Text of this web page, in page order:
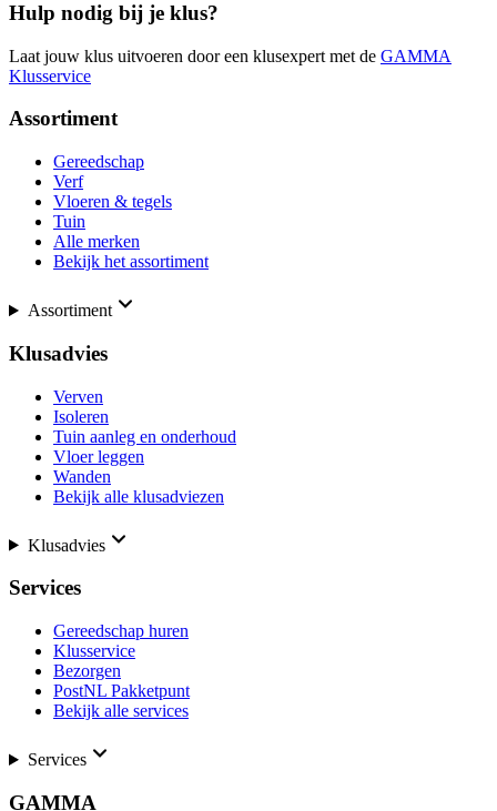
Hulp nodig bij je klus?
Laat jouw klus uitvoeren door een klusexpert met de GAMMA
Klusservice
Assortiment
Gereedschap
Verf
Vloeren & tegels
Tuin
Alle merken
Bekijk het assortiment
Assortiment
Klusadvies
Verven
Isoleren
Tuin aanleg en onderhoud
Vloer leggen
Wanden
Bekijk alle klusadviezen
Klusadvies
Services
Gereedschap huren
Klusservice
Bezorgen
PostNL Pakketpunt
Bekijk alle services
Services
GAMMA